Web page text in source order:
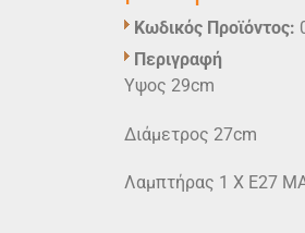
Κωδικός Προϊόντος:
Περιγραφή
Yψος 29cm
Διάμετρος 27cm
Λαμπτήρας 1 Χ Ε27